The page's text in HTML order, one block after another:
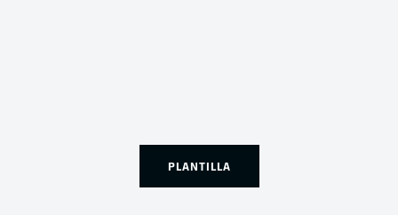
PLANTILLA